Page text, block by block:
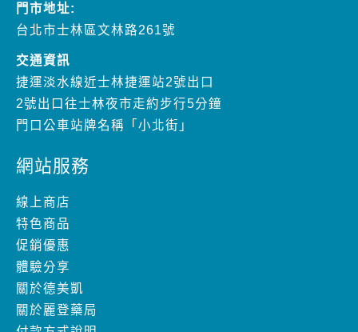
門市地址:
台北市士林區文林路261號
交通資訊
捷運淡水線近士林捷運站2號出口
2號出口往士林夜市走約步行5分鐘
門口公車站牌名稱「小北街」
網站服務
線上商店
特色商品
促銷優惠
體驗分享
關於德美凱
關於麗登藥局